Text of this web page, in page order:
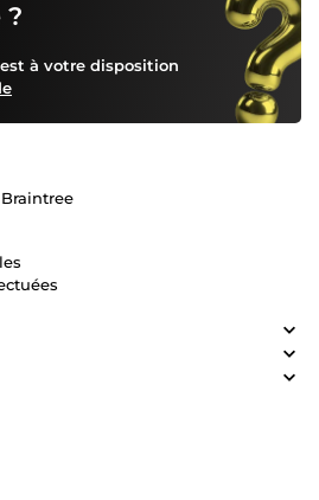
?
à votre disposition